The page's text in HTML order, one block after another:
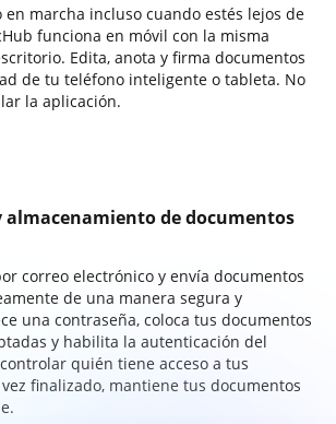
marcha incluso cuando estés lejos de
funciona en móvil con la misma
Edita, anota y firma documentos
de tu teléfono inteligente o tableta. No
la aplicación.
almacenamiento de documentos
correo electrónico y envía documentos
de una manera segura y
una contraseña, coloca tus documentos
y habilita la autenticación del
quién tiene acceso a tus
finalizado, mantiene tus documentos